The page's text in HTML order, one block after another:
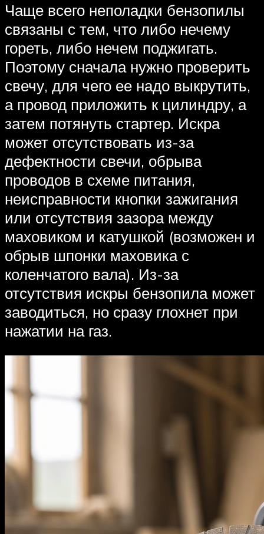
Чаще всего неполадки бензопилы
связаны с тем, что либо нечему
гореть, либо нечем поджигать.
Поэтому сначала нужно проверить
свечу, для чего ее надо выкрутить,
а провод приложить к цилиндру, а
затем потянуть стартер. Искра
может отсутствовать из-за
дефектности свечи, обрыва
проводов в схеме питания,
неисправности кнопки зажигания
или отсутствия зазора между
маховиком и катушкой (возможен и
обрыв шпонки маховика с
коленчатого вала). Из-за
отсутствия искры бензопила может
заводиться, но сразу глохнет при
нажатии на газ.